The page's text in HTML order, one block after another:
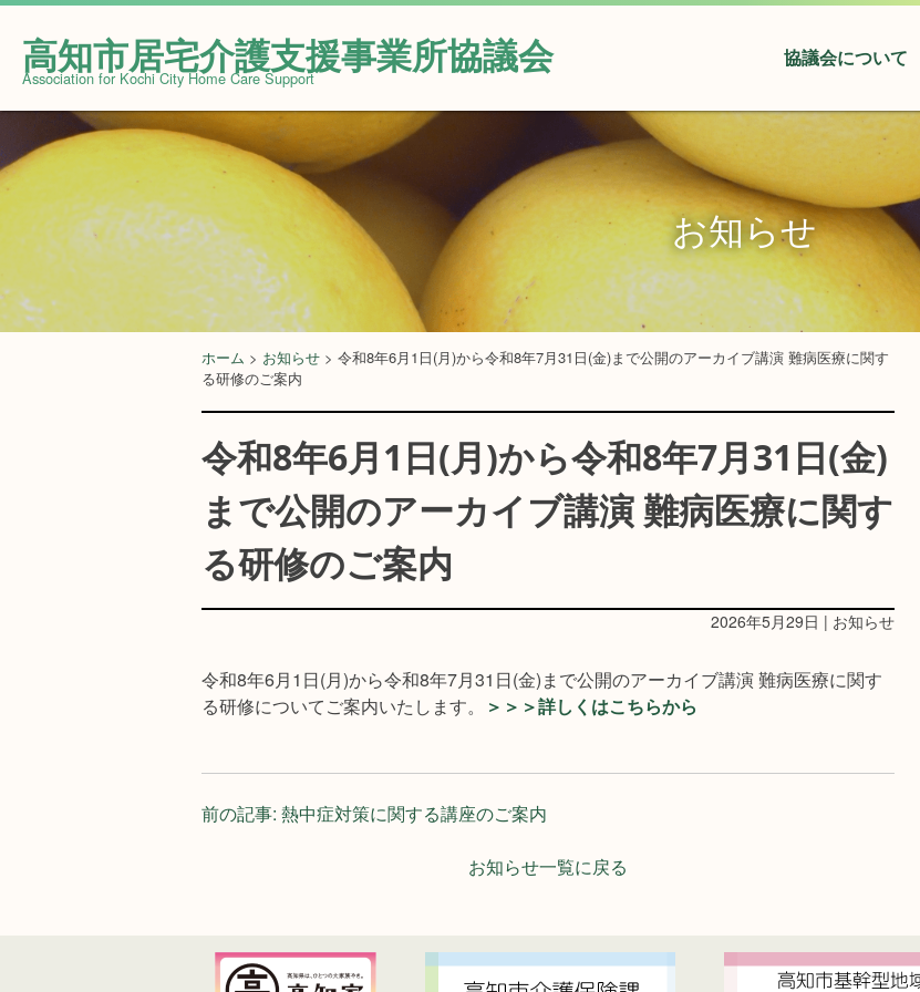
Skip
content
高知市居宅介護支援事業所協議会
Association for Kochi City Home Care Support
協議会について
お知らせ
ホーム > お知らせ > 令和8年6月1日(月)から令和8年7月31日(金)まで公開のアーカイブ講演 難病医療に関す
る研修のご案内
令和8年6月1日(月)から令和8年7月31日(金)
まで公開のアーカイブ講演 難病医療に関す
る研修のご案内
2026年5月29日 | お知らせ
令和8年6月1日(月)から令和8年7月31日(金)まで公開のアーカイブ講演 難病医療に関す
る研修についてご案内いたします。
＞＞＞詳しくはこちらから
投
ビ
前の記事: 熱中症対策に関する講座のご案内
お知らせ一覧に戻る